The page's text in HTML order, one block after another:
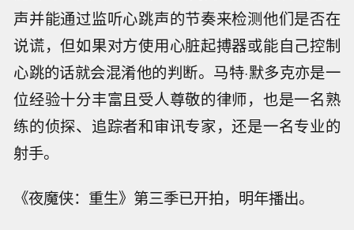
声并能通过监听心跳声的节奏来检测他们是否在
说谎，但如果对方使用心脏起搏器或能自己控制
心跳的话就会混淆他的判断。马特·默多克亦是一
位经验十分丰富且受人尊敬的律师，也是一名熟
练的侦探、追踪者和审讯专家，还是一名专业的
射手。
《夜魔侠：重生》第三季已开拍，明年播出。